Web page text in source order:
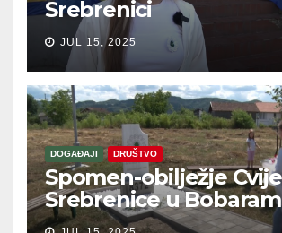
Srebrenici
JUL 15, 2025
DOGAĐAJI DRUŠTVO
Spomen-obilježje
Srebrenice u